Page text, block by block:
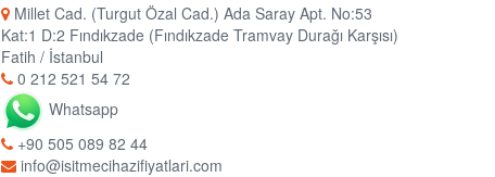
Millet Cad. (Turgut Özal Cad.) Ada Saray Apt. No:53
Kat:1 D:2 Fındıkzade (Fındıkzade Tramvay Durağı Karşısı)
Fatih / İstanbul
0 212 521 54 72
Whatsapp
+90 505 089 82 44
info@isitmecihazifiyatlari.com